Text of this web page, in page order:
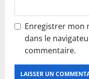
Enregistrer mon
dans le
commentaire.